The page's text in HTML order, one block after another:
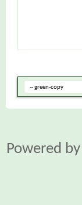
Powered by